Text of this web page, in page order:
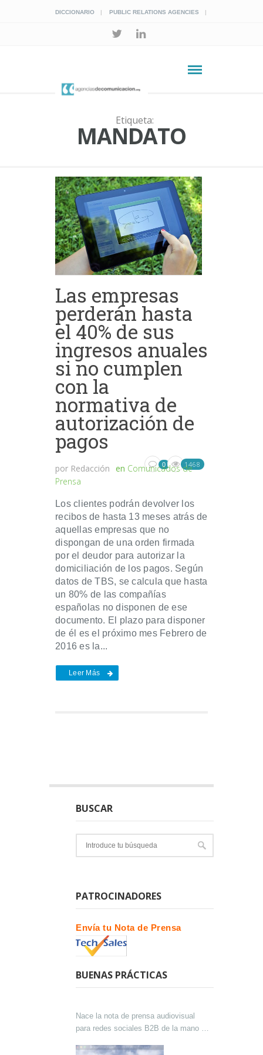
DICCIONARIO PUBLIC RELATIONS AGENCIES
Etiqueta:
MANDATO
Las empresas
perderán hasta
el 40% de sus
ingresos anuales
si no cumplen
con la
normativa de
autorización de
pagos
por Redacción en Comunicados de
Prensa
0 1468
Los clientes podrán devolver los
recibos de hasta 13 meses atrás de
aquellas empresas que no
dispongan de una orden firmada
por el deudor para autorizar la
domiciliación de los pagos. Según
datos de TBS, se calcula que hasta
un 80% de las compañías
españolas no disponen de ese
documento. El plazo para disponer
de él es el próximo mes Febrero de
2016 es la...
Leer Más
BUSCAR
PATROCINADORES
Envía tu Nota de Prensa
BUENAS PRÁCTICAS
Nace la nota de prensa audiovisual
para redes sociales B2B de la mano de